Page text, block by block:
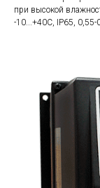
при высокой
-10...+40С, IP65, 0,55-